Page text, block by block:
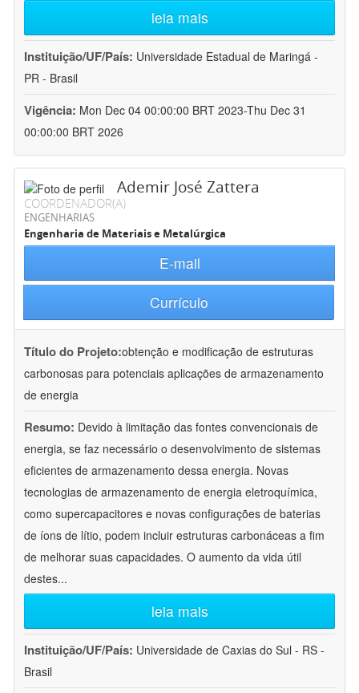
leia mais
Instituição/UF/País: Universidade Estadual de Maringá -
PR - Brasil
Vigência: Mon Dec 04 00:00:00 BRT 2023-Thu Dec 31
00:00:00 BRT 2026
Ademir José Zattera
COORDENADOR(A)
ENGENHARIAS
Engenharia de Materiais e Metalúrgica
E-mail
Currículo
Título do Projeto:obtenção e modificação de estruturas
carbonosas para potenciais aplicações de armazenamento
de energia
Resumo: Devido à limitação das fontes convencionais de
energia, se faz necessário o desenvolvimento de sistemas
eficientes de armazenamento dessa energia. Novas
tecnologias de armazenamento de energia eletroquímica,
como supercapacitores e novas configurações de baterias
de íons de lítio, podem incluir estruturas carbonáceas a fim
de melhorar suas capacidades. O aumento da vida útil
destes...
leia mais
Instituição/UF/País: Universidade de Caxias do Sul - RS -
Brasil